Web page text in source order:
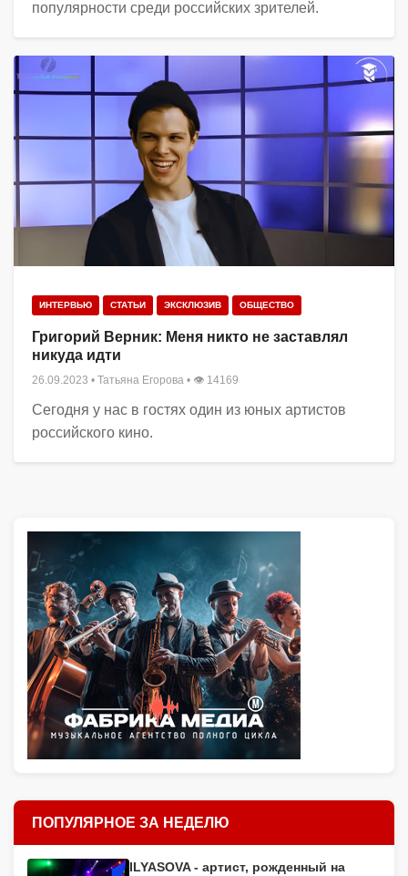
популярности среди российских зрителей.
ИНТЕРВЬЮ СТАТЬИ ЭКСКЛЮЗИВ ОБЩЕСТВО
Григорий Верник: Меня никто не заставлял
никуда идти
26.09.2023 • Татьяна Егорова • 👁 14169
Сегодня у нас в гостях один из юных артистов
российского кино.
ПОПУЛЯРНОЕ ЗА НЕДЕЛЮ
ILYASOVA - артист, рожденный на